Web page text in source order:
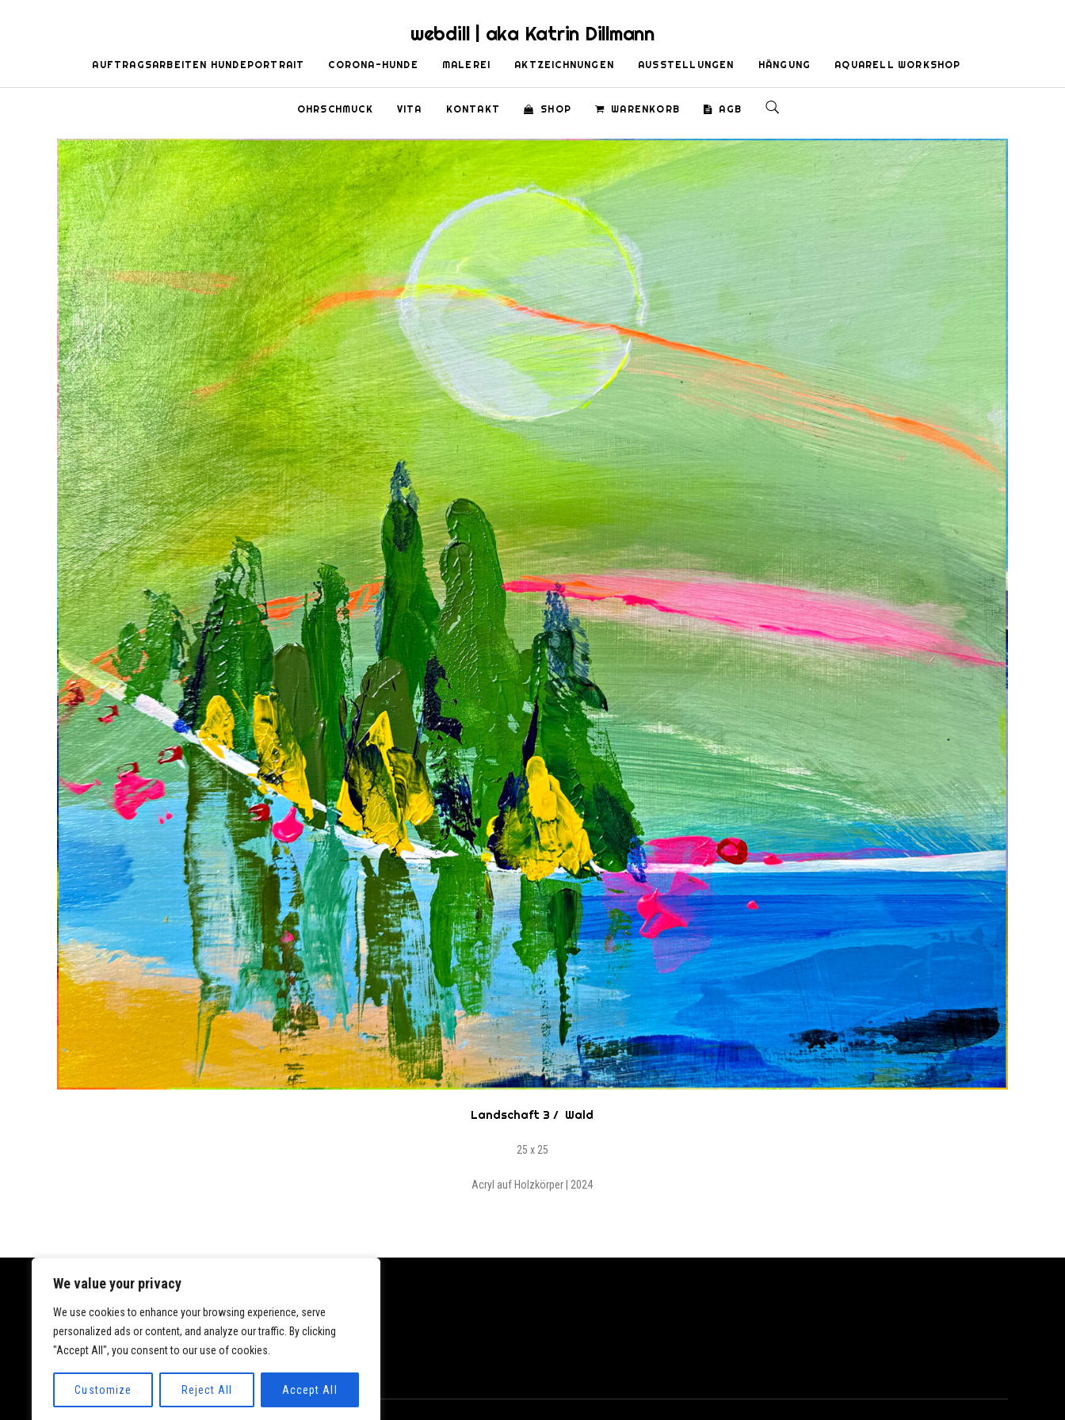
We value your privacy
We use cookies to enhance your browsing experience, serve
personalized ads or content, and analyze our traffic. By clicking
"Accept All", you consent to our use of cookies.
Customize Reject All Accept All
webdill | aka Katrin Dillmann
AUFTRAGSARBEITEN HUNDEPORTRAIT CORONA-HUNDE MALEREI AKTZEICHNUNGEN AUSSTELLUNGEN HÄNGUNG AQUARELL WORKSHOP
OHRSCHMUCK VITA KONTAKT SHOP WARENKORB AGB
Landschaft 3 / Wald
25 x 25
Acryl auf Holzkörper | 2024
Datenschutz